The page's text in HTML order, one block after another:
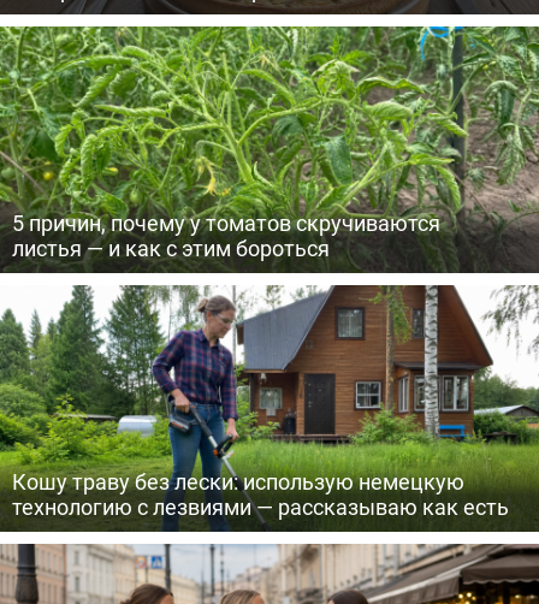
5 причин, почему у томатов скручиваются
листья — и как с этим бороться
Кошу траву без лески: использую немецкую
технологию с лезвиями — рассказываю как есть